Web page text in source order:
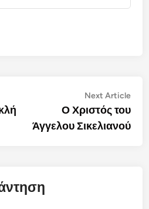
Next Article
Ο Χριστός του
Άγγελου Σικελιανού